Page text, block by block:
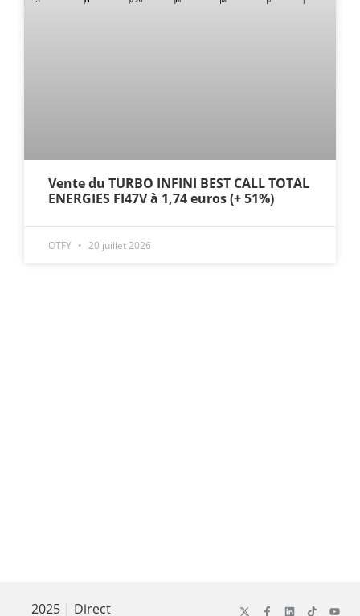
Vente du TURBO INFINI BEST CALL TOTAL
ENERGIES FI47V à 1,74 euros (+ 51%)
OTFY 20 juillet 2026
2025 | Direct